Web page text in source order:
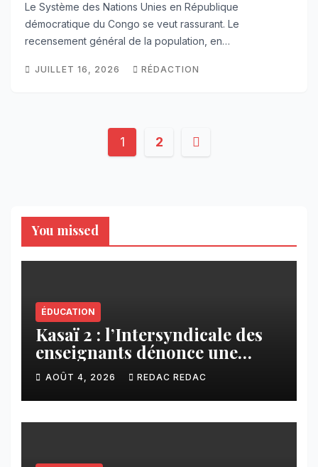
Le Système des Nations Unies en République
démocratique du Congo se veut rassurant. Le
recensement général de la population, en…
JUILLET 16, 2026 RÉDACTION
Pagination
1 2
You missed
ÉDUCATION
Kasaï 2 : l’Intersyndicale des
enseignants dénonce une
contribution financière
imposée aux écoles de la
CNCA
AOÛT 4, 2026 REDAC REDAC